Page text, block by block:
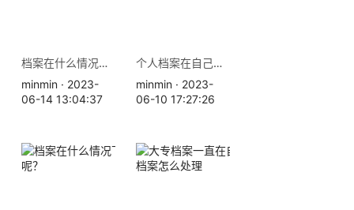
档案在什么情况下属于死档？
minmin · 2023-
06-14 13:04:37
个人档案在自己手里，拆开了怎么处理
minmin · 2023-
06-10 17:27:26